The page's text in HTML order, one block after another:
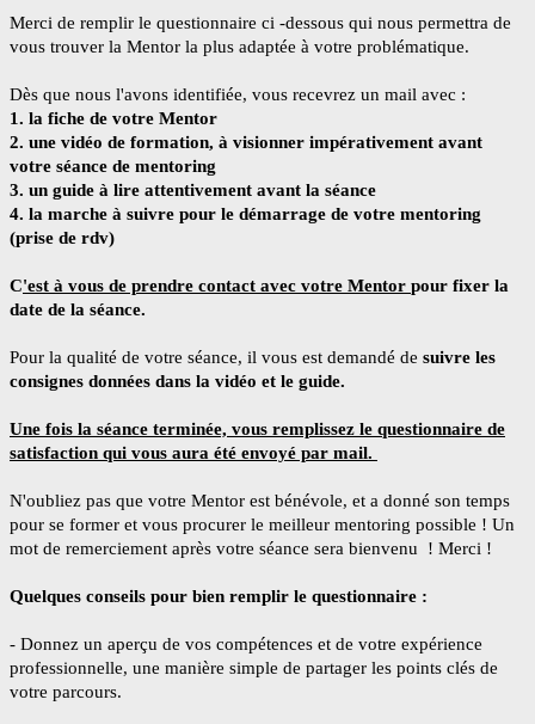
Merci de remplir le questionnaire ci -dessous qui nous permettra de
vous trouver la Mentor la plus adaptée à votre problématique.
Dès que nous l'avons identifiée, vous recevrez un mail avec :
1. la fiche de votre Mentor
2. une vidéo de formation, à visionner impérativement avant
votre séance de mentoring
3. un guide à lire attentivement avant la séance
4. la marche à suivre pour le démarrage de votre mentoring
(prise de rdv)
C'est à vous de prendre contact avec votre Mentor pour fixer la
date de la séance.
Pour la qualité de votre séance, il vous est demandé de suivre les
consignes données dans la vidéo et le guide.
Une fois la séance terminée, vous remplissez le questionnaire de
satisfaction qui vous aura été envoyé par mail.
N'oubliez pas que votre Mentor est bénévole, et a donné son temps
pour se former et vous procurer le meilleur mentoring possible ! Un
mot de remerciement après votre séance sera bienvenu ! Merci !
Quelques conseils pour bien remplir le questionnaire :
- Donnez un aperçu de vos compétences et de votre expérience
professionnelle, une manière simple de partager les points clés de
votre parcours.